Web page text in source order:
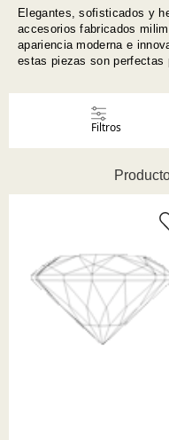
Elegantes, sofisticados y
accesorios fabricados
apariencia moderna e
estas piezas son perfectas
Filtros